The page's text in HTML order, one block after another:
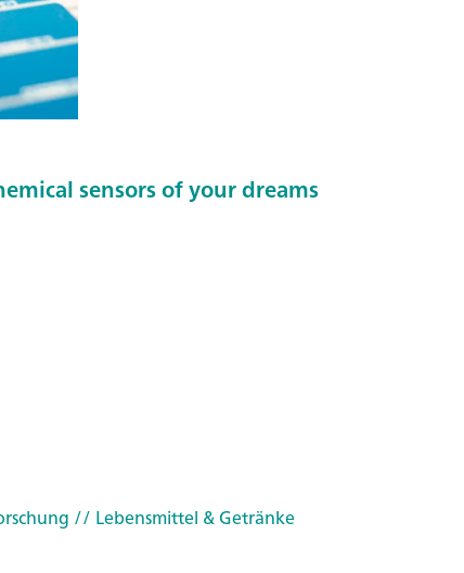
sensors of your dreams
// Lebensmittel & Getränke